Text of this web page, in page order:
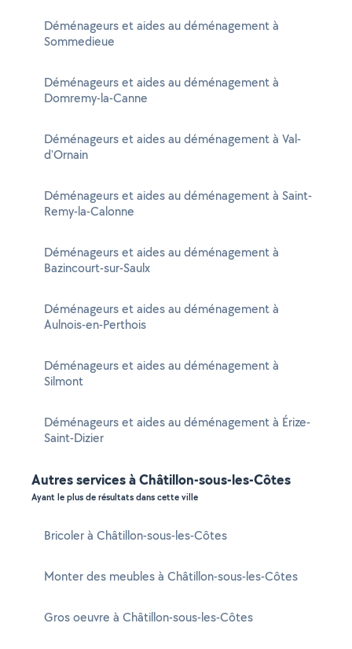
Déménageurs et aides au déménagement à
Sommedieue
Déménageurs et aides au déménagement à
Domremy-la-Canne
Déménageurs et aides au déménagement à Val-
d'Ornain
Déménageurs et aides au déménagement à Saint-
Remy-la-Calonne
Déménageurs et aides au déménagement à
Bazincourt-sur-Saulx
Déménageurs et aides au déménagement à
Aulnois-en-Perthois
Déménageurs et aides au déménagement à
Silmont
Déménageurs et aides au déménagement à Érize-
Saint-Dizier
Autres services à Châtillon-sous-les-Côtes
Ayant le plus de résultats dans cette ville
Bricoler à Châtillon-sous-les-Côtes
Monter des meubles à Châtillon-sous-les-Côtes
Gros oeuvre à Châtillon-sous-les-Côtes